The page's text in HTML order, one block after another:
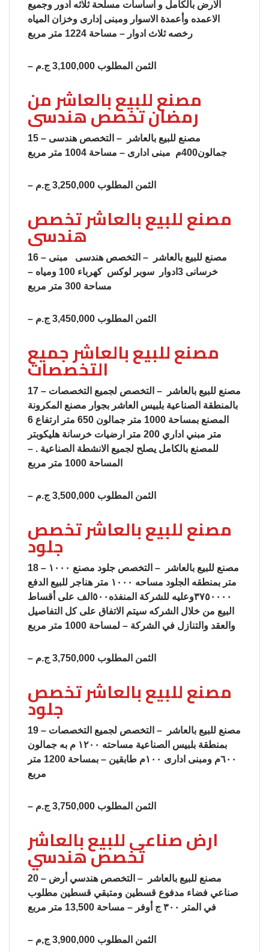
الارض بالكامل و اساسات مسلحة ثلاثه ادور وجميع
الاعمده وأعمدة الاسوار ومبنى إدارى وخزان المياه
– الثمن المطلوب 3,100,000 ج.م
مصنع للبيع بالعاشر من
رمضان تخصص هندسى
15 – مصنع للبيع بالعاشر – التخصص هندسى
– الثمن المطلوب 3,250,000 ج.م
مصنع للبيع بالعاشر تخصص
هندسى
16 – مصنع للبيع بالعاشر – التخصص هندسى مبنى
خرسانى 3ادوار سوبر لوكس كهرباء 100 ومياه –
– الثمن المطلوب 3,450,000 ج.م
مصنع للبيع بالعاشر جميع
التخصصات
17 – مصنع للبيع بالعاشر – التخصص لجميع التخصصات
بالمنطقة الصناعية بلبيس العاشر بجوار مصنع المكرونة
المصنع بمساحة 1000 متر جمالون 650 متر ارتفاع 6
متر مبني اداري 200 متر ارضيات خرسانة هليكوبتر
للمصنع بالكامل يصلح لجميع الانشطة الصناعية . –
– الثمن المطلوب 3,500,000 ج.م
مصنع للبيع بالعاشر تخصص
جلود
18 – مصنع للبيع بالعاشر – التخصص جلود مصنع ١٠٠٠
متر بمنطقه الجلود مساحه ١٠٠٠ متر هناجر للبيع الدفع
٣٧٥٠٠٠٠وعليه للشركة المنفذه٥٠٠الف على أقساط
البيع من خلال الشركه سيتم الاتفاق على كل التفاصيل
– الثمن المطلوب 3,750,000 ج.م
مصنع للبيع بالعاشر تخصص
جلود
19 – مصنع للبيع بالعاشر – التخصص لجميع التخصصات
بمنطقة بلبيس الصناعية مساحته ١٢٠٠ م به جمالون
٦٠٠م ومبنى ادارى ١٠٠م طابقين – بمساحة 1200 متر
– الثمن المطلوب 3,750,000 ج.م
ارض صناعى للبيع بالعاشر
تخصص هندسي
20 – مصنع للبيع بالعاشر – التخصص هندسي أرض
صناعي فضاء مدفوع قسطين ومتبقي قسطين مطلوب
– الثمن المطلوب 3,900,000 ج,م